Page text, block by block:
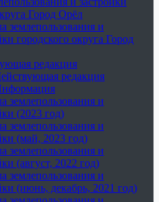
Город Орёл
землепользования и
городского округа Город
редакция
редакция
землепользования и
(2023 год)
землепользования и
(май, 2023 год)
землепользования и
(август, 2022 год)
землепользования и
(июнь, декабрь, 2021 год)